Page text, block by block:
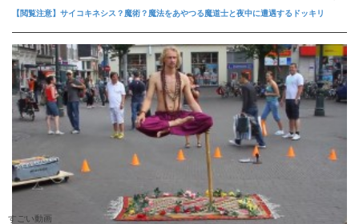
【閲覧注意】サイコキネシス？魔術？魔法をあやつる魔道士と夜中に遭遇するドッキリ
すごい動画